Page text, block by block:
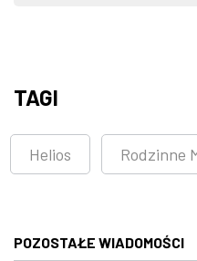
TAGI
Helios Rodzinne
POZOSTAŁE WIADOMOŚCI